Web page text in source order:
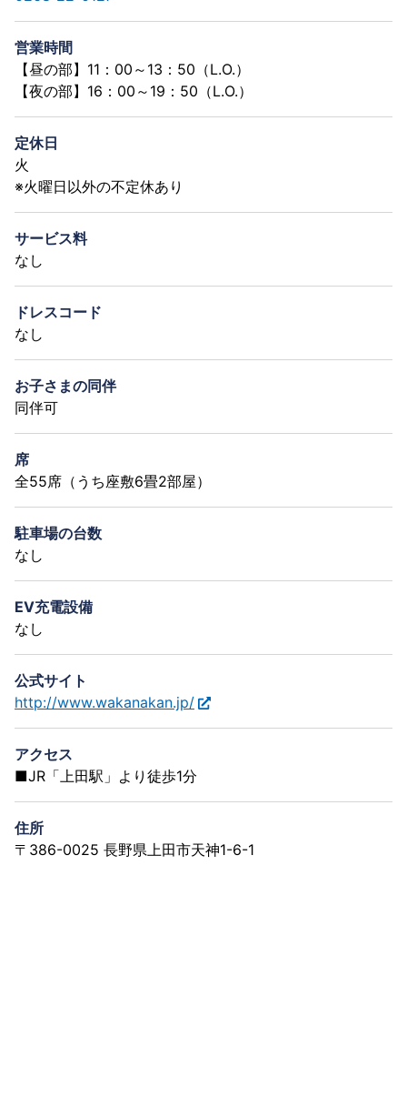
営業時間
【昼の部】11：00～13：50（L.O.）
【夜の部】16：00～19：50（L.O.）
定休日
火
※火曜日以外の不定休あり
サービス料
なし
ドレスコード
なし
お子さまの同伴
同伴可
席
全55席（うち座敷6畳2部屋）
駐車場の台数
なし
EV充電設備
なし
公式サイト
http://www.wakanakan.jp/
アクセス
■JR「上田駅」より徒歩1分
住所
〒386-0025 長野県上田市天神1-6-1